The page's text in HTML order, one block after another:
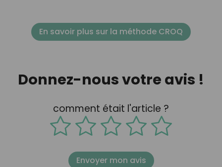
En savoir plus sur la méthode CROQ
Donnez-nous votre avis !
comment était l'article ?
Envoyer mon avis